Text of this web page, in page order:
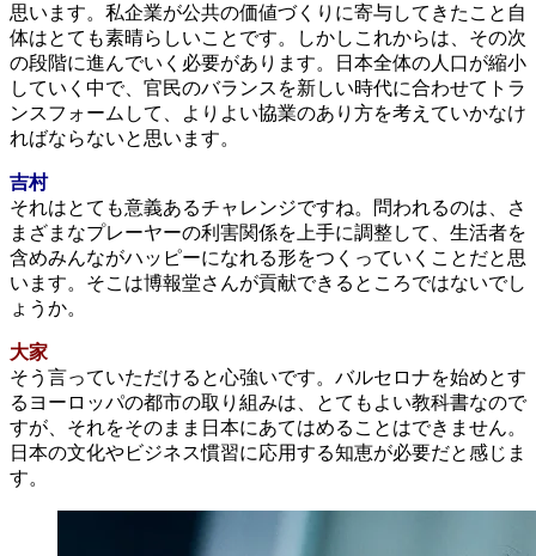
思います。私企業が公共の価値づくりに寄与してきたこと自
体はとても素晴らしいことです。しかしこれからは、その次
の段階に進んでいく必要があります。日本全体の人口が縮小
していく中で、官民のバランスを新しい時代に合わせてトラ
ンスフォームして、よりよい協業のあり方を考えていかなけ
ればならないと思います。
吉村
それはとても意義あるチャレンジですね。問われるのは、さ
まざまなプレーヤーの利害関係を上手に調整して、生活者を
含めみんながハッピーになれる形をつくっていくことだと思
います。そこは博報堂さんが貢献できるところではないでし
ょうか。
大家
そう言っていただけると心強いです。バルセロナを始めとす
るヨーロッパの都市の取り組みは、とてもよい教科書なので
すが、それをそのまま日本にあてはめることはできません。
日本の文化やビジネス慣習に応用する知恵が必要だと感じま
す。